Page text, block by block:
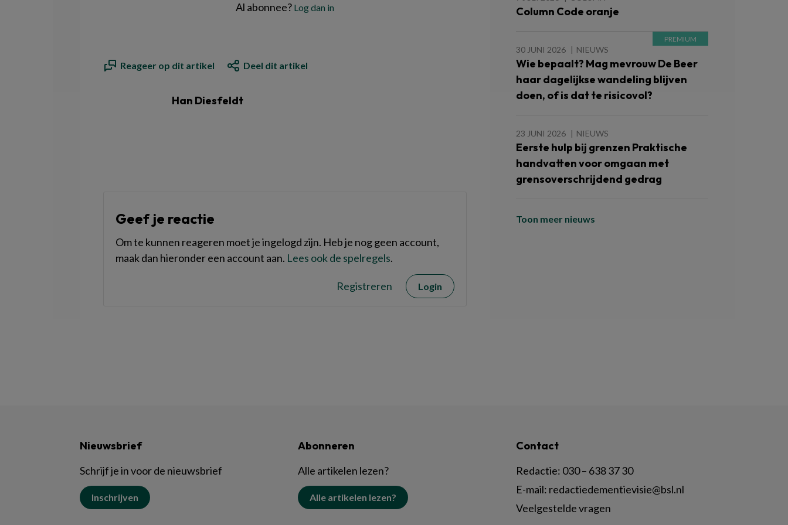
Al abonnee? Log dan in
Reageer op dit artikel Deel dit artikel
Han Diesfeldt
Geef je reactie
Om te kunnen reageren moet je ingelogd zijn. Heb je nog geen account,
maak dan hieronder een account aan. Lees ook de spelregels.
Registreren Login
Column Code oranje
30 JUNI 2026 NIEUWS
Wie bepaalt? Mag mevrouw De Beer
haar dagelijkse wandeling blijven
doen, of is dat te risicovol?
23 JUNI 2026 NIEUWS
Eerste hulp bij grenzen Praktische
handvatten voor omgaan met
grensoverschrijdend gedrag
Toon meer nieuws
Nieuwsbrief
Schrijf je in voor de nieuwsbrief
Inschrijven
Abonneren
Alle artikelen lezen?
Alle artikelen lezen?
Contact
Redactie: 030 – 638 37 30
E-mail: redactiedementievisie@bsl.nl
Veelgestelde vragen